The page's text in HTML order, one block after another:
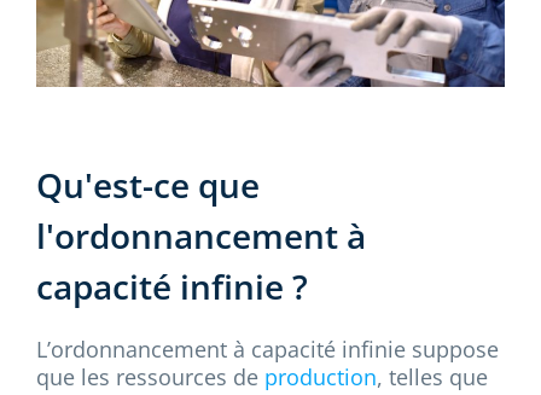
Qu'est-ce que
l'ordonnancement à
capacité infinie ?
L’ordonnancement à capacité infinie suppose
que les ressources de production, telles que